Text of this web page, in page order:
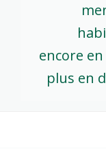
encore
plus en